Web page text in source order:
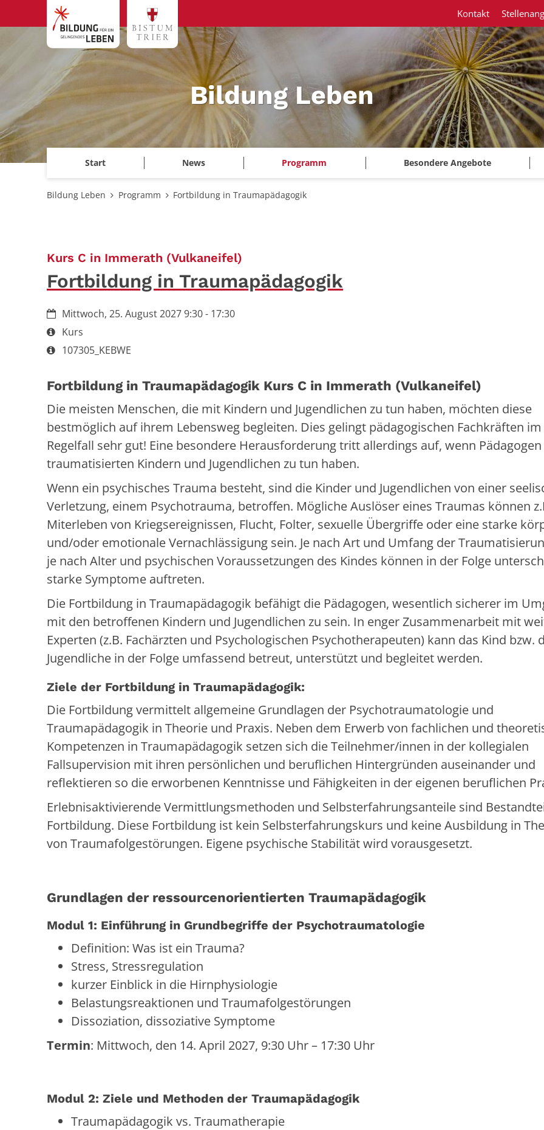
Zum Inhalt springen
Bildung Leben
Start News Programm Besondere Angebote
Kontakt
Bildung Leben Programm Fortbildung in Traumapädagogik
Kurs C in Immerath (Vulkaneifel)
Fortbildung in Traumapädagogik
Datum:Mittwoch, 25. August 2027 9:30 - 17:30
Art bzw. Nummer:
Kurs
Art bzw. Nummer:
107305_KEBWE
Fortbildung in Traumapädagogik Kurs C in Immerath (Vulkaneifel)
Die meisten Menschen, die mit Kindern und Jugendlichen zu tun haben, möchten diese
bestmöglich auf ihrem Lebensweg begleiten. Dies gelingt pädagogischen Fachkräften im
Regelfall sehr gut! Eine besondere Herausforderung tritt allerdings auf, wenn
traumatisierten Kindern und Jugendlichen zu tun haben.
Wenn ein psychisches Trauma besteht, sind die Kinder und Jugendlichen von einer
Verletzung, einem Psychotrauma, betroffen. Mögliche Auslöser eines Traumas können
Miterleben von Kriegsereignissen, Flucht, Folter, sexuelle Übergriffe oder eine starke
und/oder emotionale Vernachlässigung sein. Je nach Art und Umfang der
je nach Alter und psychischen Voraussetzungen des Kindes können in der Folge
starke Symptome auftreten.
Die Fortbildung in Traumapädagogik befähigt die Pädagogen, wesentlich sicherer im
mit den betroffenen Kindern und Jugendlichen zu sein. In enger Zusammenarbeit mit
Experten (z.B. Fachärzten und Psychologischen Psychotherapeuten) kann das Kind bzw.
Jugendliche in der Folge umfassend betreut, unterstützt und begleitet werden.
Ziele der Fortbildung in Traumapädagogik:
Die Fortbildung vermittelt allgemeine Grundlagen der Psychotraumatologie und
Traumapädagogik in Theorie und Praxis. Neben dem Erwerb von fachlichen und
Kompetenzen in Traumapädagogik setzen sich die Teilnehmer/innen in der kollegialen
Fallsupervision mit ihren persönlichen und beruflichen Hintergründen auseinander und
reflektieren so die erworbenen Kenntnisse und Fähigkeiten in der eigenen beruflichen
Erlebnisaktivierende Vermittlungsmethoden und Selbsterfahrungsanteile sind
Fortbildung. Diese Fortbildung ist kein Selbsterfahrungskurs und keine Ausbildung in
von Traumafolgestörungen. Eigene psychische Stabilität wird vorausgesetzt.
Grundlagen der ressourcenorientierten Traumapädagogik
Modul 1: Einführung in Grundbegriffe der Psychotraumatologie
Definition: Was ist ein Trauma?
Stress, Stressregulation
kurzer Einblick in die Hirnphysiologie
Belastungsreaktionen und Traumafolgestörungen
Dissoziation, dissoziative Symptome
Termin: Mittwoch, den 14. April 2027, 9:30 Uhr – 17:30 Uhr
Modul 2: Ziele und Methoden der Traumapädagogik
Traumapädagogik vs. Traumatherapie